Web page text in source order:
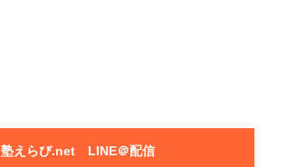
塾えらび.net LINE＠配信